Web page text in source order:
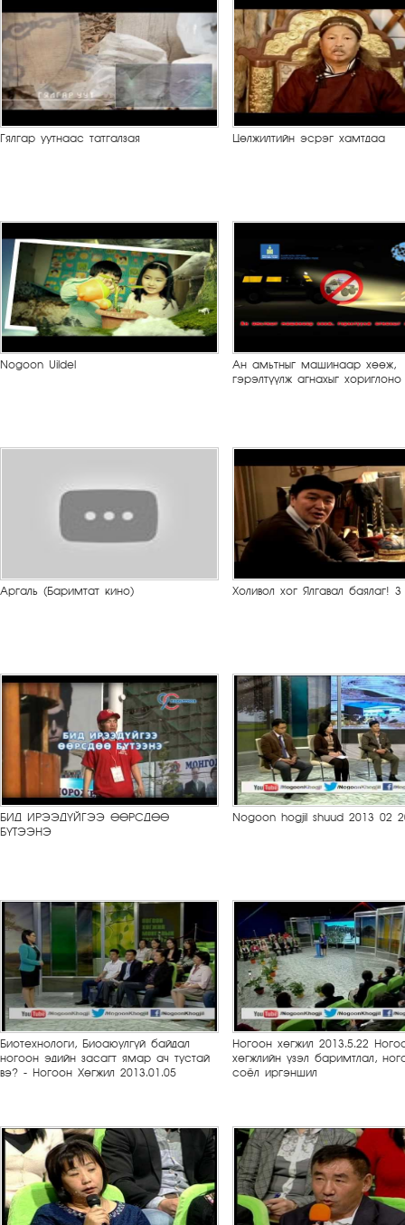
Гялгар уутнаас татгалзая Цөлжилтийн эсрэг хамтдаа
Nogoon Uildel
Ан амьтныг машинаар хөөж,
гэрэлтүүлж агнахыг
Аргаль (Баримтат кино) Холивол хог Ялгавал баялаг! 3
БИД ИРЭЭДҮЙГЭЭ ӨӨРСДӨӨ
БҮТЭЭНЭ
Nogoon hogjil shuud 2013 02
Биотехнологи, Биоаюулгүй байдал
ногоон эдийн засагт ямар ач тустай
вэ? - Ногоон Хөгжил 2013.01.05
Ногоон хөгжил 2013.5.22
хөгжлийн үзэл баримтлал,
соёл иргэншил